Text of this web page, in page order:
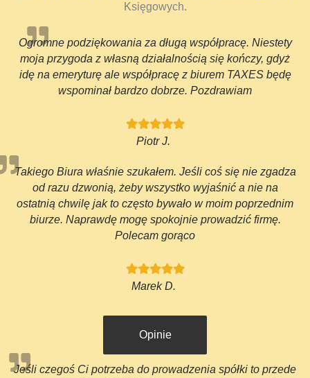
Księgowych.
Ogromne podziękowania za długą współpracę. Niestety
moja przygoda z własną działalnością się kończy, gdyż
idę na emeryturę ale współpracę z biurem TAXES będę
wspominał bardzo dobrze. Pozdrawiam
Piotr J.
Takiego Biura właśnie szukałem. Jeśli coś się nie zgadza
od razu dzwonią, żeby wszystko wyjaśnić a nie na
ostatnią chwilę jak to często bywało w moim poprzednim
biurze. Naprawdę mogę spokojnie prowadzić firmę.
Polecam gorąco
Marek D.
Opinie
Jeśli czegoś Ci potrzeba do prowadzenia spółki to przede